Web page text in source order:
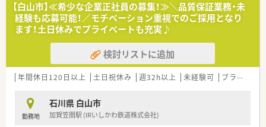
を高めたい方に最適です。
■チームワークを大切にし、地域の医療に貢献したいという熱意
をお持ちの方を求めています。
【想定される業務内容】
■ジェネリック医薬品の品質管理業務全般を担当し、製品の安全
性を守る重要な役割です。
を確認する業務に従事します。
■未経験の方でも、ベテラン社員による丁寧な指導があるため安
心して業務を習得できます。
【白山市】≪希少な企業正社員の募集！≫＼品質保証業務・未
経験も応募可能！／モチベーション重視でのご採用となり
ます！土日休みでプライベートも充実♪
検討リストに追加
年間休日120日以上 土日祝休み 週32h以上 未経験可 ブランク可
勤務地
石川県 白山市
加賀笠間駅 (IRいしかわ鉄道株式会社)